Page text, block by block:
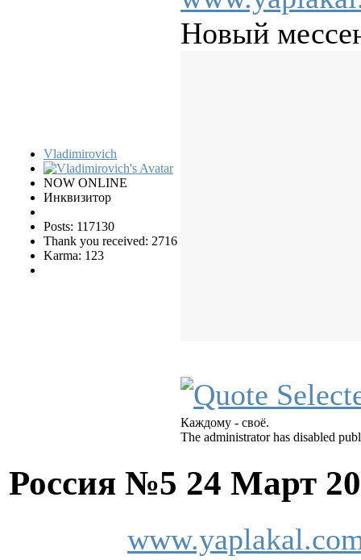
Vladimirovich
NOW ONLINE
Инквизитор
Posts: 117130
Thank you received: 2716
Karma: 123
Новый
Каждому - своё.
The administrator has disabled
Россия №5 24 Март